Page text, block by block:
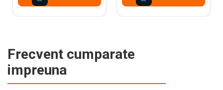
Frecvent cumparate
impreuna